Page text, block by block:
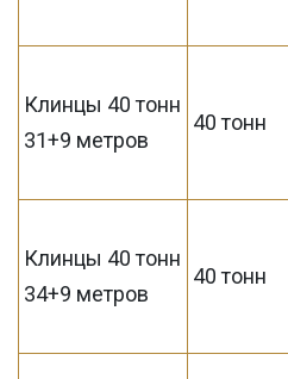
Клинцы 40 тонн
31+9 метров
40 тонн
Клинцы 40 тонн
34+9 метров
40 тонн